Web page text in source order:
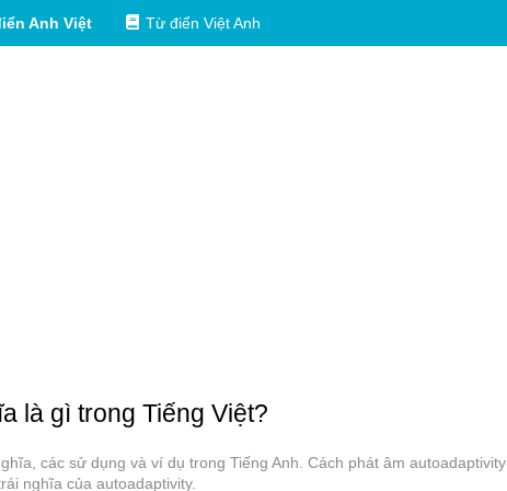
Anh Việt Từ điển Việt Anh
là gì trong Tiếng Việt?
các sử dụng và ví dụ trong Tiếng Anh. Cách phát âm autoadaptivity
nghĩa của autoadaptivity.